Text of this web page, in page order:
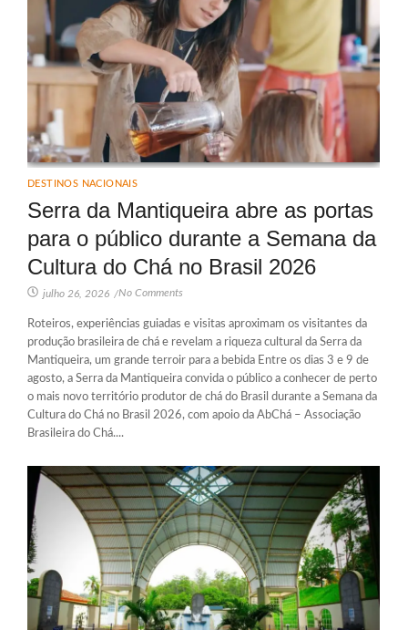
DESTINOS NACIONAIS
Serra da Mantiqueira abre as portas
para o público durante a Semana da
Cultura do Chá no Brasil 2026
julho 26, 2026 /No Comments
Roteiros, experiências guiadas e visitas aproximam os visitantes da
produção brasileira de chá e revelam a riqueza cultural da Serra da
Mantiqueira, um grande terroir para a bebida Entre os dias 3 e 9 de
agosto, a Serra da Mantiqueira convida o público a conhecer de perto
o mais novo território produtor de chá do Brasil durante a Semana da
Cultura do Chá no Brasil 2026, com apoio da AbChá – Associação
Brasileira do Chá....